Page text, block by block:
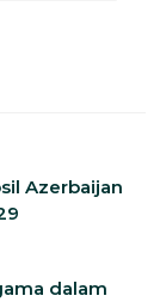
Azerbaijan
dalam